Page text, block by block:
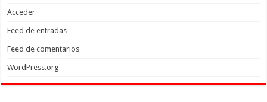
Acceder
Feed de entradas
Feed de comentarios
WordPress.org